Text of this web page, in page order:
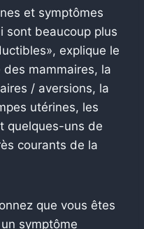
et symptômes
sont beaucoup plus
explique le
des mammaires, la
/ aversions, la
utérines, les
quelques-uns de
courants de la
que vous êtes
symptôme